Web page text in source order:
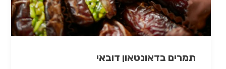
תמרים בדאונטאון דובאי